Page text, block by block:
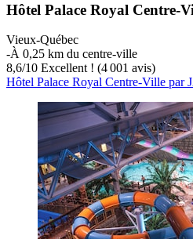
Hôtel Palace Royal Centre-
Vieux-Québec
‐À 0,25 km du centre-ville
8,6/10 Excellent ! (4 001 avis)
Hôtel Palace Royal Centre-Ville par